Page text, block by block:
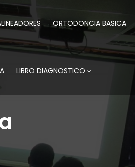
ORTODONCIA BASICA
LIBRO DIAGNOSTICO